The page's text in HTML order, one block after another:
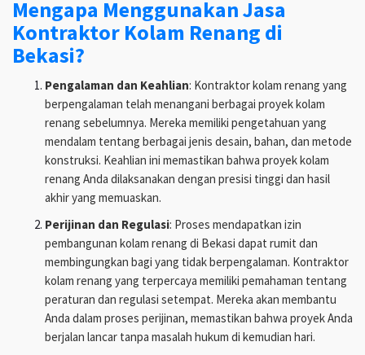
Mengapa Menggunakan Jasa
Kontraktor Kolam Renang di
Bekasi?
Pengalaman dan Keahlian: Kontraktor kolam renang yang
berpengalaman telah menangani berbagai proyek kolam
renang sebelumnya. Mereka memiliki pengetahuan yang
mendalam tentang berbagai jenis desain, bahan, dan metode
konstruksi. Keahlian ini memastikan bahwa proyek kolam
renang Anda dilaksanakan dengan presisi tinggi dan hasil
akhir yang memuaskan.
Perijinan dan Regulasi: Proses mendapatkan izin
pembangunan kolam renang di Bekasi dapat rumit dan
membingungkan bagi yang tidak berpengalaman. Kontraktor
kolam renang yang terpercaya memiliki pemahaman tentang
peraturan dan regulasi setempat. Mereka akan membantu
Anda dalam proses perijinan, memastikan bahwa proyek Anda
berjalan lancar tanpa masalah hukum di kemudian hari.